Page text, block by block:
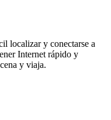
localizar y conectarse a
Internet rápido y
y viaja.